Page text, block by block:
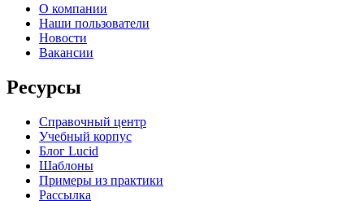
О компании
Наши пользователи
Новости
Вакансии
Ресурсы
Справочный центр
Учебный корпус
Блог Lucid
Шаблоны
Примеры из практики
Рассылка